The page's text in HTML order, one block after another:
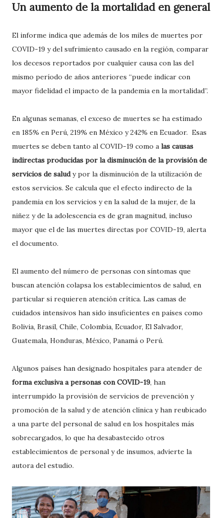
Un aumento de la mortalidad en general
El informe indica que además de los miles de muertes por
COVID-19 y del sufrimiento causado en la región, comparar
los decesos reportados por cualquier causa con las del
mismo período de años anteriores “puede indicar con
mayor fidelidad el impacto de la pandemia en la mortalidad”.
En algunas semanas, el exceso de muertes se ha estimado
en 185% en Perú, 219% en México y 242% en Ecuador. Esas
muertes se deben tanto al COVID-19 como a las causas
indirectas producidas por la disminución de la provisión de
servicios de salud y por la disminución de la utilización de
estos servicios. Se calcula que el efecto indirecto de la
pandemia en los servicios y en la salud de la mujer, de la
niñez y de la adolescencia es de gran magnitud, incluso
mayor que el de las muertes directas por COVID-19, alerta
el documento.
El aumento del número de personas con síntomas que
buscan atención colapsa los establecimientos de salud, en
particular si requieren atención crítica. Las camas de
cuidados intensivos han sido insuficientes en países como
Bolivia, Brasil, Chile, Colombia, Ecuador, El Salvador,
Guatemala, Honduras, México, Panamá o Perú.
Algunos países han designado hospitales para atender de
forma exclusiva a personas con COVID-19, han
interrumpido la provisión de servicios de prevención y
promoción de la salud y de atención clínica y han reubicado
a una parte del personal de salud en los hospitales más
sobrecargados, lo que ha desabastecido otros
establecimientos de personal y de insumos, advierte la
autora del estudio.